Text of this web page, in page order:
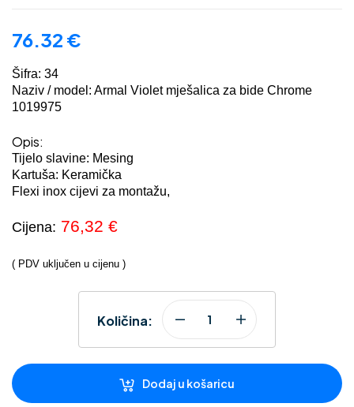
76.32 €
Šifra: 34
Naziv / model: Armal Violet mješalica za bide Chrome
1019975
Opis:
Tijelo slavine: Mesing
Kartuša: Keramička
Flexi inox cijevi za montažu,
Cijena: 76,32 €
( PDV uključen u cijenu )
Količina:
Dodaj u košaricu